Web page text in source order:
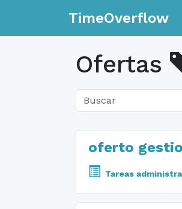
TimeOverflow
Ofertas
oferto
Tareas